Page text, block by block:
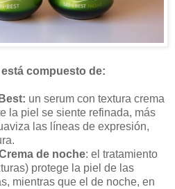
compuesto de:
un serum con textura crema
la piel se siente refinada, más
las líneas de expresión,
de noche: el tratamiento
protege la piel de las
mientras que el de noche, en